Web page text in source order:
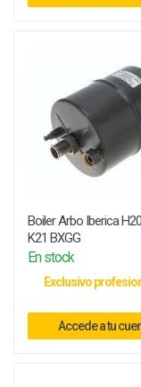
Boiler Arbo Iberica
K21 BXGG
En stock
Exclusivo
Accede a tu